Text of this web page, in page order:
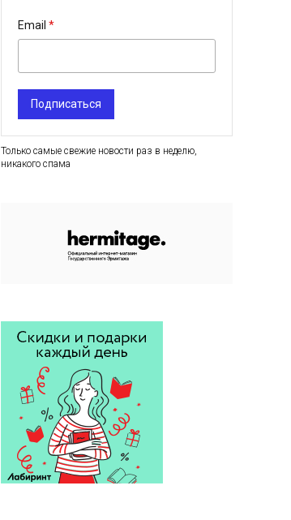
Email
Подписаться
Только самые свежие новости раз в неделю,
никакого спама